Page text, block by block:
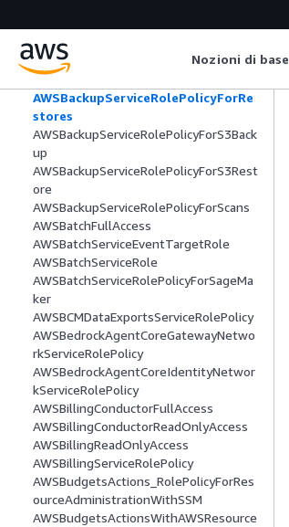
Nozioni di base
g
AWSBackupServiceRolePolicyForItemR
estores
AWSBackupServiceRolePolicyForRe
stores
AWSBackupServiceRolePolicyForS3Back
up
AWSBackupServiceRolePolicyForS3Rest
ore
AWSBackupServiceRolePolicyForScans
AWSBatchFullAccess
AWSBatchServiceEventTargetRole
AWSBatchServiceRole
AWSBatchServiceRolePolicyForSageMa
ker
AWSBCMDataExportsServiceRolePolicy
AWSBedrockAgentCoreGatewayNetwo
rkServiceRolePolicy
AWSBedrockAgentCoreIdentityNetwor
kServiceRolePolicy
AWSBillingConductorFullAccess
AWSBillingConductorReadOnlyAccess
AWSBillingReadOnlyAccess
AWSBillingServiceRolePolicy
AWSBudgetsActions_RolePolicyForRes
ourceAdministrationWithSSM
AWSBudgetsActionsWithAWSResource